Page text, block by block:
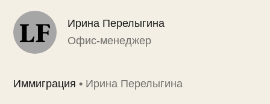
Ирина Перелыгина
Офис-менеджер
Иммиграция • Ирина Перелыгина